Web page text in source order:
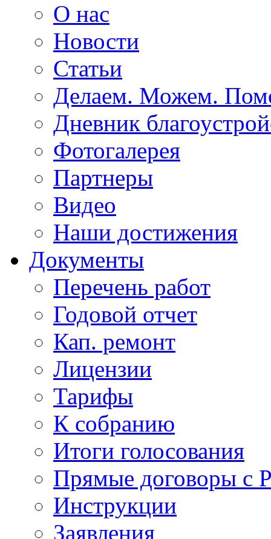
О нас
Новости
Статьи
Делаем. Можем.
Дневник
Фотогалерея
Партнеры
Видео
Наши достижения
Документы
Перечень работ
Годовой отчет
Кап. ремонт
Лицензии
Тарифы
К собранию
Итоги голосования
Прямые договоры с
Инструкции
Заявления